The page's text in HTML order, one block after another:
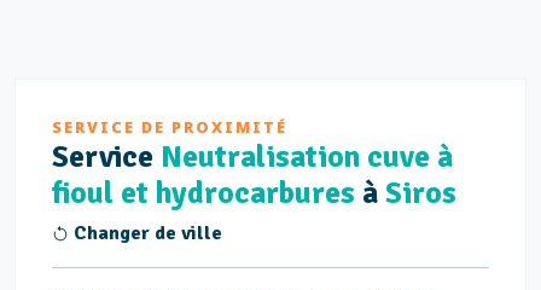
SERVICE DE PROXIMITÉ
Service Neutralisation cuve à
fioul et hydrocarbures àSiros
Changer de ville